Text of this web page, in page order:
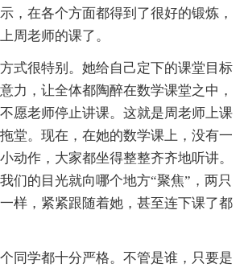
，在各个方面都得到了很好的锻炼，
周老师的课了。
很特别。她给自己定下的课堂目标
力，让全体都陶醉在数学课堂之中，
愿老师停止讲课。这就是周老师上课
堂。现在，在她的数学课上，没有一
动作，大家都坐得整整齐齐地听讲。
们的目光就向哪个地方“聚焦”，两只
样，紧紧跟随着她，甚至连下课了都
学都十分严格。不管是谁，只要是